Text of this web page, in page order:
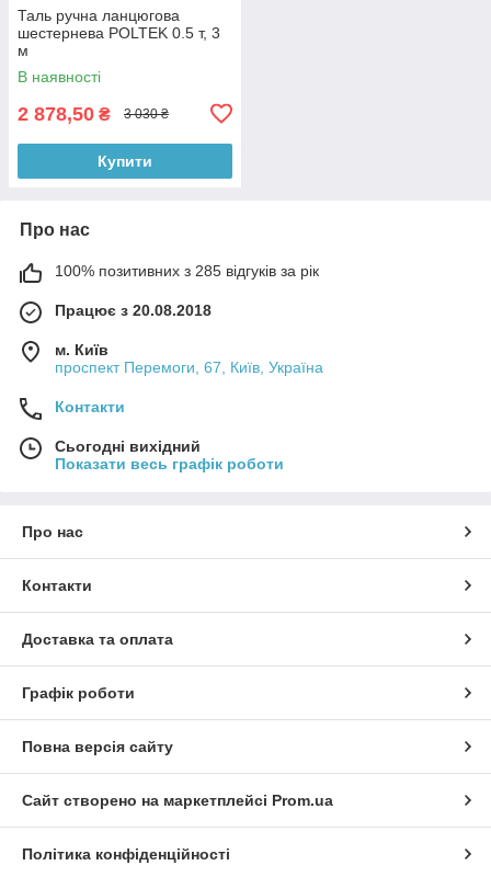
Таль ручна ланцюгова
шестернева POLTEK 0.5 т, 3
м
В наявності
2 878,50 ₴ 3 030 ₴
Купити
Про нас
100% позитивних з 285 відгуків за рік
Працює з 20.08.2018
м. Київ
проспект Перемоги, 67, Київ, Україна
Контакти
Сьогодні вихідний
Показати весь графік роботи
Про нас
Контакти
Доставка та оплата
Графік роботи
Повна версія сайту
Сайт створено на маркетплейсі Prom.ua
Політика конфіденційності